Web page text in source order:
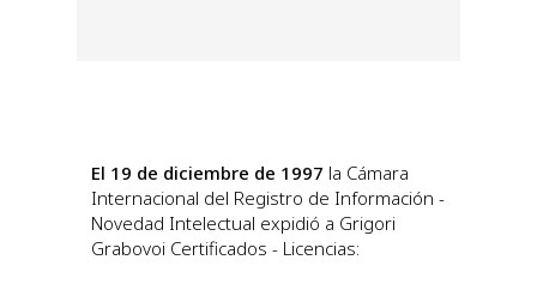
El 19 de diciembre de 1997 la Cámara
Internacional del Registro de Información -
Novedad Intelectual expidió a Grigori
Grabovoi Certificados - Licencias: